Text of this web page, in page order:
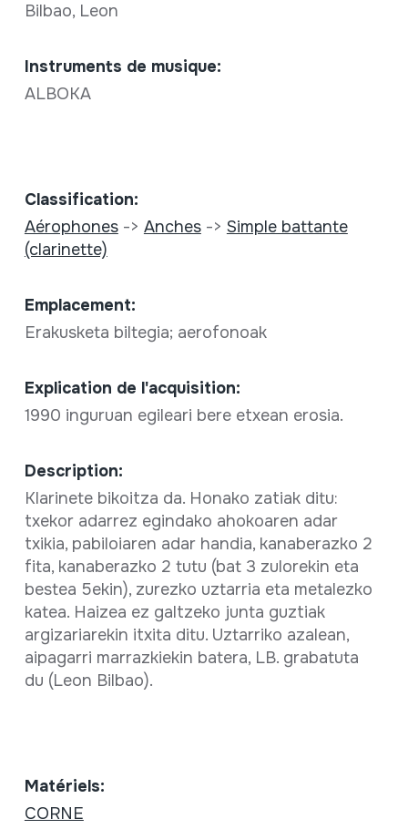
Bilbao, Leon
Instruments de musique:
ALBOKA
Classification:
Aérophones-> Anches-> Simple battante
(clarinette)
Emplacement:
Erakusketa biltegia; aerofonoak
Explication de l'acquisition:
1990 inguruan egileari bere etxean erosia.
Description:
Klarinete bikoitza da. Honako zatiak ditu:
txekor adarrez egindako ahokoaren adar
txikia, pabiloiaren adar handia, kanaberazko 2
fita, kanaberazko 2 tutu (bat 3 zulorekin eta
bestea 5ekin), zurezko uztarria eta metalezko
katea. Haizea ez galtzeko junta guztiak
argizariarekin itxita ditu. Uztarriko azalean,
aipagarri marrazkiekin batera, LB. grabatuta
du (Leon Bilbao).
Matériels:
CORNE